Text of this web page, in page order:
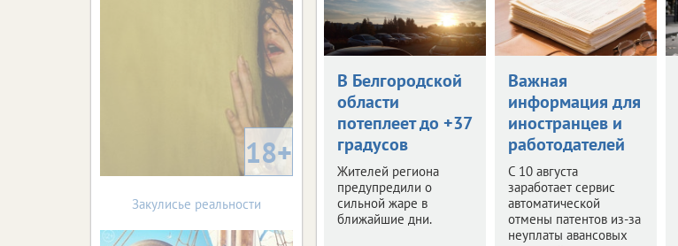
В Белгородской
области
потеплеет до +37
градусов
Жителей региона
предупредили о
сильной жаре в
ближайшие дни.
Важная
информация для
иностранцев и
работодателей
С 10 августа
заработает сервис
автоматической
отмены патентов из-за
неуплаты авансовых
18+
Закулисье реальности